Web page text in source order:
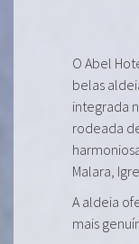
O Abel
belas
integrada
rodeada
Malara,
A aldeia
mais